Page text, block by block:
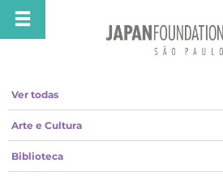
Ver todas
Arte e Cultura
Biblioteca